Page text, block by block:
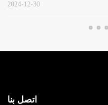
2024-12-30
اتصل بنا